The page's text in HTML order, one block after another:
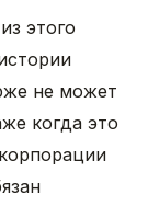
этого
не может
когда это